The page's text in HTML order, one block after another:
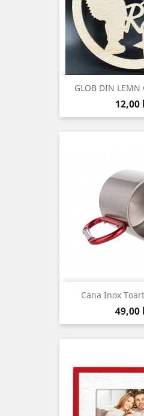
GLOB DIN LEMN
Pret
12,00
Cana Inox
Pret
49,00